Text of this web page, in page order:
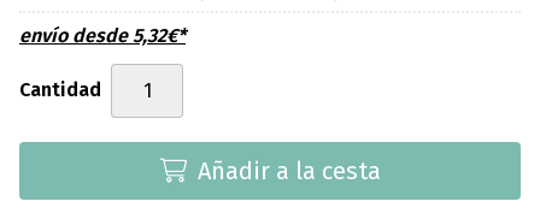
envío desde5,32€*
Cantidad
Añadir a la cesta